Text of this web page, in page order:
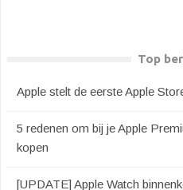
Top
Apple stelt de eerste Apple
5 redenen om bij je Apple
kopen
[UPDATE] Apple Watch